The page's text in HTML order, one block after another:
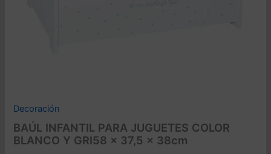
Decoración
BAÚL INFANTIL PARA JUGUETES COLOR
BLANCO Y GRI58 x 37,5 x 38cm